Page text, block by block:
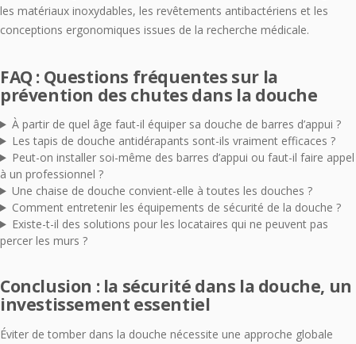
les matériaux inoxydables, les revêtements antibactériens et les
conceptions ergonomiques issues de la recherche médicale.
FAQ : Questions fréquentes sur la
prévention des chutes dans la douche
À partir de quel âge faut-il équiper sa douche de barres d’appui ?
Les tapis de douche antidérapants sont-ils vraiment efficaces ?
Peut-on installer soi-même des barres d’appui ou faut-il faire appel
à un professionnel ?
Une chaise de douche convient-elle à toutes les douches ?
Comment entretenir les équipements de sécurité de la douche ?
Existe-t-il des solutions pour les locataires qui ne peuvent pas
percer les murs ?
Conclusion : la sécurité dans la douche, un
investissement essentiel
Éviter de tomber dans la douche nécessite une approche globale